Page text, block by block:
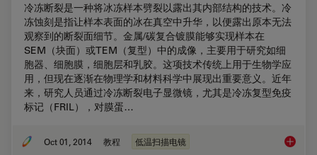
冷冻断裂是一种将冰冻样本劈裂以露出其内部结构的技术。冷
冻蚀刻是指让样本表面的冰在真空中升华，以便露出原本无法
观察到的断裂面细节。金属/碳复合镀膜能够实现样本在
SEM（块面）或TEM（复型）中的成像，主要用于研究如细
胞器、细胞膜，细胞层和乳胶。这项技术传统上用于生物学应
用，但现在逐渐在物理学和材料科学中展现出重要意义。近年
来，研究人员通过冷冻断裂电子显微镜，尤其是冷冻复型免疫
标记（FRIL），对膜蛋…
Oct 01, 2014 教程 低温扫描电镜 冷冻断